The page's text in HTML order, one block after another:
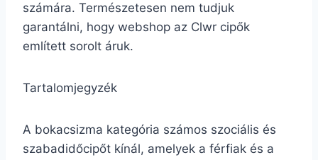
számára. Természetesen nem tudjuk
garantálni, hogy webshop az Clwr cipők
említett sorolt áruk.
Tartalomjegyzék
A bokacsizma kategória számos szociális és
szabadidőcipőt kínál, amelyek a férfiak és a